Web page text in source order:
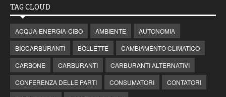
TAG CLOUD
ACQUA-ENERGIA-CIBO AMBIENTE
AUTONOMIA
BIOCARBURANTI
BOLLETTE
CAMBIAMENTO CLIMATICO
CARBONE
CARBURANTI
CARBURANTI ALTERNATIVI
CONFERENZA DELLE PARTI
CONSUMATORI
CONTATORI